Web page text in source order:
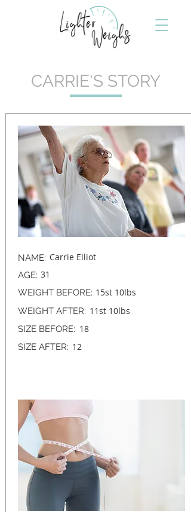
CARRIE'S STORY
NAME: Carrie Elliot
AGE: 31
WEIGHT BEFORE: 15st 10lbs
WEIGHT AFTER: 11st 10lbs
SIZE BEFORE: 18
SIZE AFTER: 12